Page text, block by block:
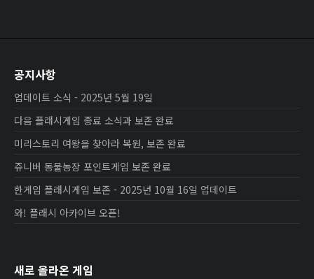
공지사항
업데이트 소식 - 2025년 5월 19일
다음 플래시게임 종료 소식과 보존 완료
미리스토리 여왕을 찾아라 복원, 보존 완료
쥬니버 동물농장 포인트게임 보존 완료
한게임 플래시게임 보존 - 2025년 10월 16일 업데이트
와! 플래시 아카이브 오픈!
새로 올라온 게임